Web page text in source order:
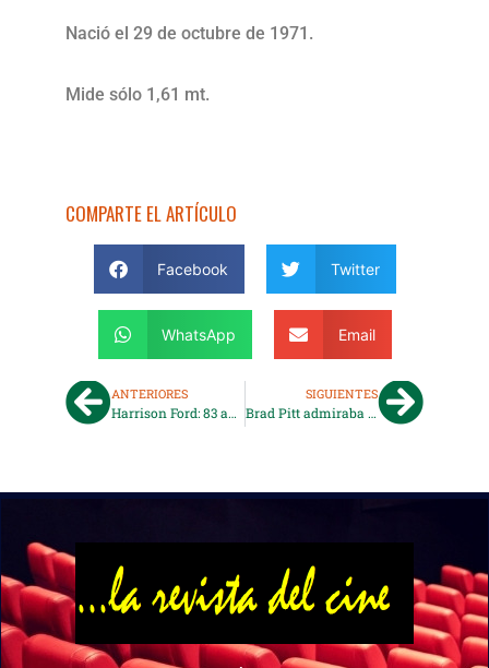
Nació el 29 de octubre de 1971.
Mide sólo 1,61 mt.
COMPARTE EL ARTÍCULO
Facebook Twitter
WhatsApp Email
ANTERIORES
Harrison Ford: 83 años y la mayoría dedicados al cine.
SIGUIENTES
Brad Pitt admiraba a Robert Redford.